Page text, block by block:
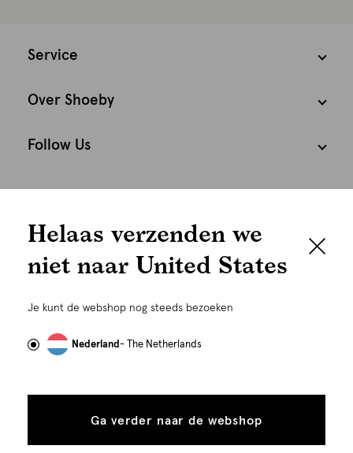
graag persoonlijk
gebruiken wij cookies en daarmee vergelijkbare
om advertenties te personaliseren...
tonen
toestaan
Service
Over Shoeby
Follow Us
Cookies
Nederland Nederlands
Alle rechten voorbehouden. Shoeby 2026
Helaas verzenden we
niet naar United States
Je kunt de webshop nog steeds bezoeken
Nederland- The Netherlands
Ga verder naar de webshop